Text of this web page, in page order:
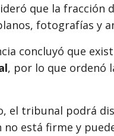
que la
fotografías y
concluyó que
, por lo que ordenó
el tribunal podrá
no está firme y